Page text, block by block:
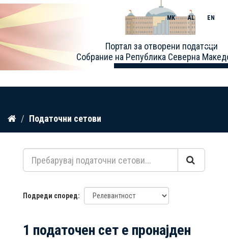
Прескокнете
содржина
Портал за отворени податоци
Собрание на Република Северна
MK AL EN
Toggle
Податочни сетови
Подреди според
1 податочен сет е пронајден